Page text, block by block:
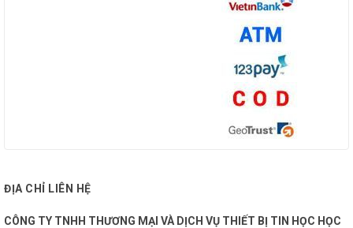
ĐỊA CHỈ LIÊN HỆ
CÔNG TY TNHH THƯƠNG MẠI VÀ DỊCH VỤ THIẾT BỊ TIN HỌC HỌC